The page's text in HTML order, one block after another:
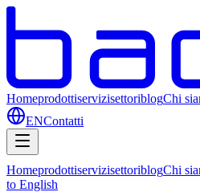
HomeprodottiservizisettoriblogChi
ENContatti
HomeprodottiservizisettoriblogChi
to English